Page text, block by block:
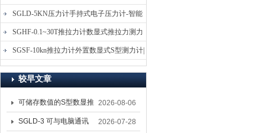
仪-螺栓扭力矩测试仪
SGLD-5KN压力计手持式电子压力计-智能
电子式压力测力计
SGHF-0.1~30T推拉力计数显式推拉力测力
计-数字拉压力双向测力仪
SGSF-10kn推拉力计外置数显式S型测力计|
手持连线式拉压力计
较早文章
可储存数值的S型数显推
拉力计 SGSF-100外置
2026-08-06
SGLD-3 可与电脑通讯 2026-07-28